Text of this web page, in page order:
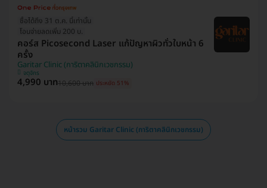
ซื้อได้ถึง 31 ต.ค. นี้เท่านั้น
โอนจ่ายลดเพิ่ม 200 บ.
คอร์ส Picosecond Laser แก้ปัญหาผิวทั่วใบหน้า 6
ครั้ง
Garitar Clinic (การิตาคลินิกเวชกรรม)
จตุจักร
4,990 บาท10,600 บาท ประหยัด 51%
หน้ารวม Garitar Clinic (การิตาคลินิกเวชกรรม)